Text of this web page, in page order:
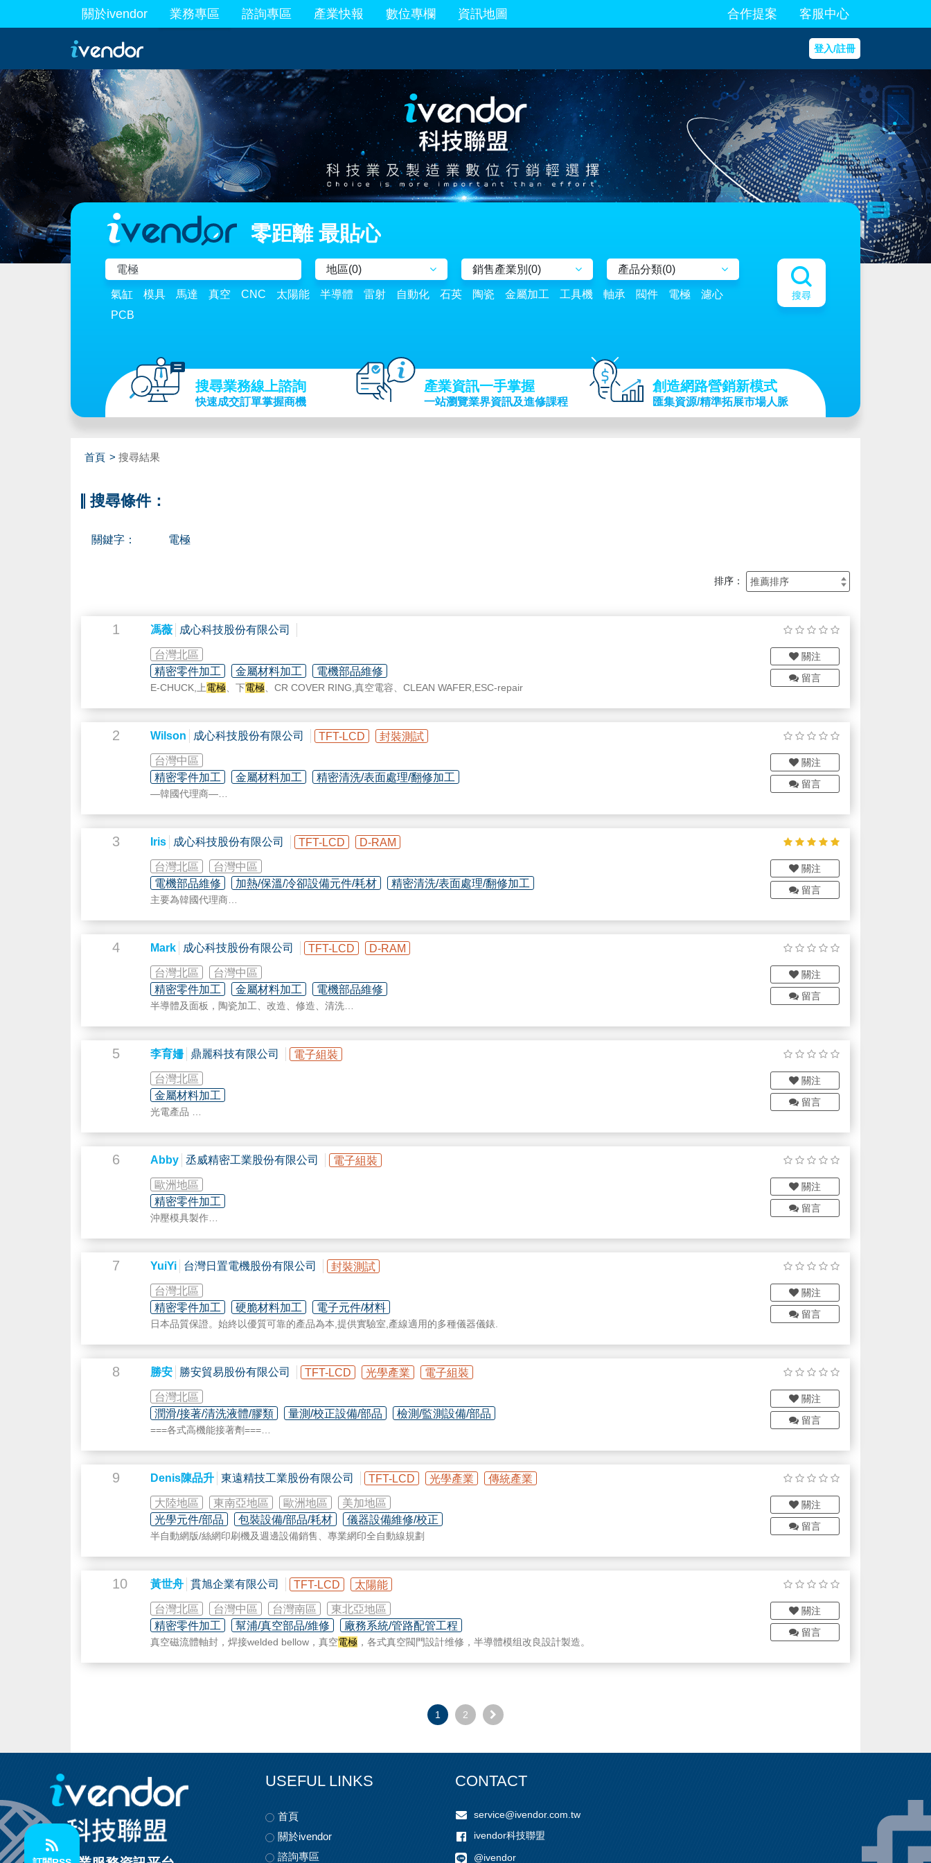
關於ivendor 業務專區
最新業務 諮詢專區 產業快報 數位專欄 資訊地圖 合作提案 客服中心
登入/註冊
零距離 最貼心
地區(0) 銷售產業別(0) 產品分類(0)
氣缸 模具 馬達 真空 CNC 太陽能 半導體 雷射 自動化 石英 陶瓷 金屬加工 工具機 軸承 閥件 電極
濾心
PCB
搜尋
搜尋業務線上諮詢
快速成交訂單掌握商機
產業資訊一手掌握
一站瀏覽業界資訊及進修課程
創造網路營銷新模式
匯集資源/精準拓展市場人脈
首頁 搜尋結果
搜尋條件：
關鍵字： 電極
排序：
1 馮薇 成心科技股份有限公司
台灣北區
精密零件加工
金屬材料加工 電機部品維修
E-CHUCK,上電極 、下電極 、CR COVER RING,真空電容、CLEAN WAFER,ESC-repair
關注
留言
2 Wilson 成心科技股份有限公司 TFT-LCD 封裝測試
台灣中區
精密零件加工
金屬材料加工 精密清洗/表面處理/翻修加工
—韓國代理商—
-維修-
閥件、電控、Chiller、RPS
關注
留言
3 Iris 成心科技股份有限公司 TFT-LCD D-RAM
台灣北區
台灣中區
電機部品維修
加熱/保溫/冷卻設備元件/耗材 精密清洗/表面處理/翻修加工
主要為韓國代理商
上下 電極 新品、翻修
電控類、閥件、RPS、Chiller維修
陽極處理
關注
留言
4 Mark 成心科技股份有限公司 TFT-LCD D-RAM
台灣北區
台灣中區
精密零件加工
金屬材料加工 電機部品維修
半導體及面板，陶瓷加工、改造、修造、清洗
半導體Heater、CCW、上下電極
關注
留言
5 李育姍 鼎麗科技有限公司 電子組裝
台灣北區
金屬材料加工
光電產品
陶瓷及高階工程塑膠
金屬製品
電路板維修
半導體產品
上下電極板
高階工程塑膠
半導體設備教育訓練
R.F. SYSTER
關注
留言
6 Abby 丞威精密工業股份有限公司 電子組裝
歐洲地區
精密零件加工
沖壓模具製作
關注
留言
7 YuiYi 台灣日置電機股份有限公司 封裝測試
台灣北區
精密零件加工
硬脆材料加工 電子元件/材料
日本品質保證。始終以優質可靠的產品為本,提供實驗室,產線適用的多種儀器儀錶.
關注
留言
8 勝安 勝安貿易股份有限公司 TFT-LCD 光學產業 電子組裝
台灣北區
潤滑/接著/清洗液體/膠類
量測/校正設備/部品 檢測/監測設備/部品
===各式高機能接著劑===
===自動化品質管理數據化檢測設備===
UV膠固化程度檢測設備
表面改質程度檢測設備
關注
留言
9 Denis陳品升 東遠精技工業股份有限公司 TFT-LCD 光學產業 傳統產業
大陸地區 東南亞地區 歐洲地區
美加地區
光學元件/部品
包裝設備/部品/耗材 儀器設備維修/校正
半自動網版/絲網印刷機及週邊設備銷售、專業網印全自動線規劃
關注
留言
10 黃世舟 貫旭企業有限公司 TFT-LCD 太陽能
台灣北區 台灣中區 台灣南區
東北亞地區
精密零件加工
幫浦/真空部品/維修 廠務系統/管路配管工程
真空磁流體軸封，焊接welded bellow，真空電極 ，各式真空閥門設計维修，半導體模组改良設計製造。
關注
留言
1 2
USEFUL LINKS
首頁
關於ivendor
諮詢專區
CONTACT
service@ivendor.com.tw
ivendor科技聯盟
@ivendor